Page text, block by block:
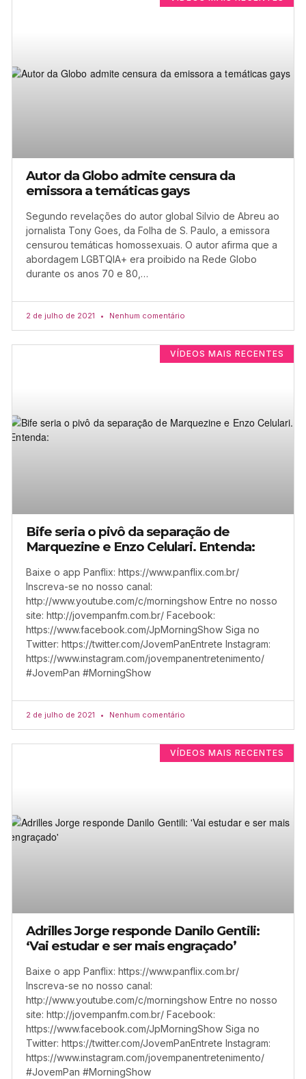
Autor da Globo admite censura da
emissora a temáticas gays
Segundo revelações do autor global Silvio de Abreu ao
jornalista Tony Goes, da Folha de S. Paulo, a emissora
censurou temáticas homossexuais. O autor afirma que a
abordagem LGBTQIA+ era proibido na Rede Globo
durante os anos 70 e 80,…
2 de julho de 2021 Nenhum comentário
VÍDEOS MAIS RECENTES
Bife seria o pivô da separação de
Marquezine e Enzo Celulari. Entenda:
Baixe o app Panflix: https://www.panflix.com.br/
Inscreva-se no nosso canal:
http://www.youtube.com/c/morningshow Entre no nosso
site: http://jovempanfm.com.br/ Facebook:
https://www.facebook.com/JpMorningShow Siga no
Twitter: https://twitter.com/JovemPanEntrete Instagram:
https://www.instagram.com/jovempanentretenimento/
#JovemPan #MorningShow
2 de julho de 2021 Nenhum comentário
VÍDEOS MAIS RECENTES
Adrilles Jorge responde Danilo Gentili:
‘Vai estudar e ser mais engraçado’
Baixe o app Panflix: https://www.panflix.com.br/
Inscreva-se no nosso canal:
http://www.youtube.com/c/morningshow Entre no nosso
site: http://jovempanfm.com.br/ Facebook:
https://www.facebook.com/JpMorningShow Siga no
Twitter: https://twitter.com/JovemPanEntrete Instagram:
https://www.instagram.com/jovempanentretenimento/
#JovemPan #MorningShow